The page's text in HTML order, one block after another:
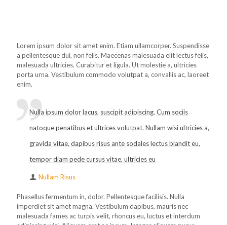
Lorem ipsum dolor sit amet enim. Etiam ullamcorper. Suspendisse
a pellentesque dui, non felis. Maecenas malesuada elit lectus felis,
malesuada ultricies. Curabitur et ligula. Ut molestie a, ultricies
porta urna. Vestibulum commodo volutpat a, convallis ac, laoreet
enim.
Nulla ipsum dolor lacus, suscipit adipiscing. Cum sociis
natoque penatibus et ultrices volutpat. Nullam wisi ultricies a,
gravida vitae, dapibus risus ante sodales lectus blandit eu,
tempor diam pede cursus vitae, ultricies eu
Nullam Risus
Phasellus fermentum in, dolor. Pellentesque facilisis. Nulla
imperdiet sit amet magna. Vestibulum dapibus, mauris nec
malesuada fames ac turpis velit, rhoncus eu, luctus et interdum